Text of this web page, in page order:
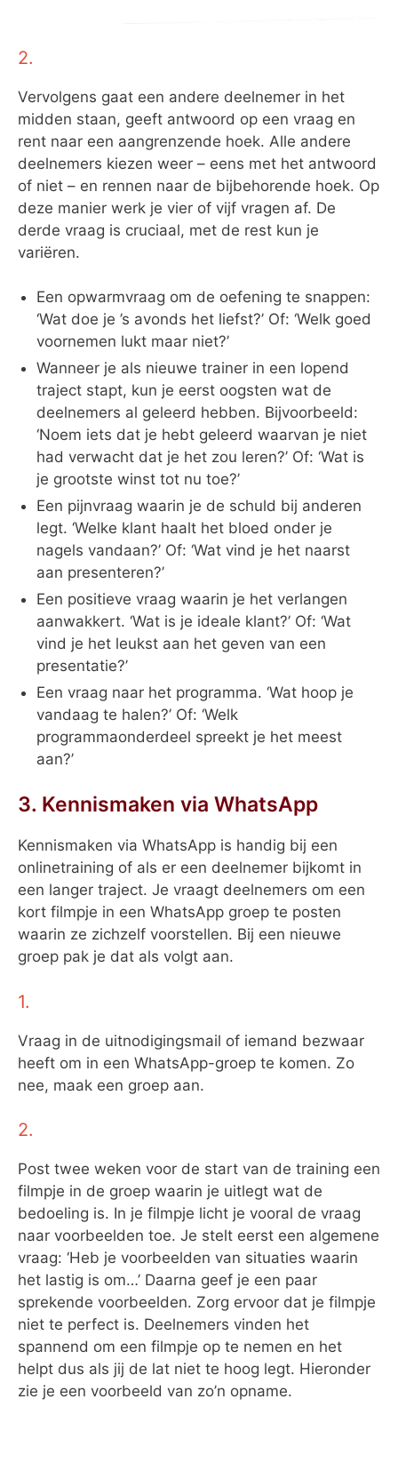
2.
Vervolgens gaat een andere deelnemer in het
midden staan, geeft antwoord op een vraag en
rent naar een aangrenzende hoek. Alle andere
deelnemers kiezen weer – eens met het antwoord
of niet – en rennen naar de bijbehorende hoek. Op
deze manier werk je vier of vijf vragen af. De
derde vraag is cruciaal, met de rest kun je
variëren.
Een opwarmvraag om de oefening te snappen:
‘Wat doe je ’s avonds het liefst?’ Of: ‘Welk goed
voornemen lukt maar niet?’
Wanneer je als nieuwe trainer in een lopend
traject stapt, kun je eerst oogsten wat de
deelnemers al geleerd hebben. Bijvoorbeeld:
‘Noem iets dat je hebt geleerd waarvan je niet
had verwacht dat je het zou leren?’ Of: ‘Wat is
je grootste winst tot nu toe?’
Een pijnvraag waarin je de schuld bij anderen
legt. ‘Welke klant haalt het bloed onder je
nagels vandaan?’ Of: ‘Wat vind je het naarst
aan presenteren?’
Een positieve vraag waarin je het verlangen
aanwakkert. ‘Wat is je ideale klant?’ Of: ‘Wat
vind je het leukst aan het geven van een
presentatie?’
Een vraag naar het programma. ‘Wat hoop je
vandaag te halen?’ Of: ‘Welk
programmaonderdeel spreekt je het meest
aan?’
3. Kennismaken via WhatsApp
Kennismaken via WhatsApp is handig bij een
onlinetraining of als er een deelnemer bijkomt in
een langer traject. Je vraagt deelnemers om een
kort filmpje in een WhatsApp groep te posten
waarin ze zichzelf voorstellen. Bij een nieuwe
groep pak je dat als volgt aan.
1.
Vraag in de uitnodigingsmail of iemand bezwaar
heeft om in een WhatsApp-groep te komen. Zo
nee, maak een groep aan.
2.
Post twee weken voor de start van de training een
filmpje in de groep waarin je uitlegt wat de
bedoeling is. In je filmpje licht je vooral de vraag
naar voorbeelden toe. Je stelt eerst een algemene
vraag: ‘Heb je voorbeelden van situaties waarin
het lastig is om…’ Daarna geef je een paar
sprekende voorbeelden. Zorg ervoor dat je filmpje
niet te perfect is. Deelnemers vinden het
spannend om een filmpje op te nemen en het
helpt dus als jij de lat niet te hoog legt. Hieronder
zie je een voorbeeld van zo’n opname.